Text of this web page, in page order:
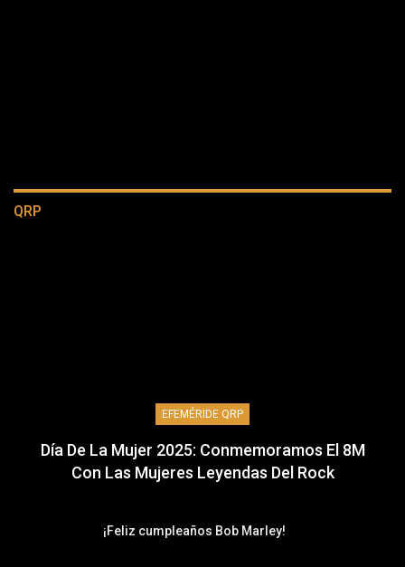
QRP
EFEMÉRIDE QRP
Día De La Mujer 2025: Conmemoramos El 8M
Con Las Mujeres Leyendas Del Rock
¡Feliz cumpleaños Bob Marley!